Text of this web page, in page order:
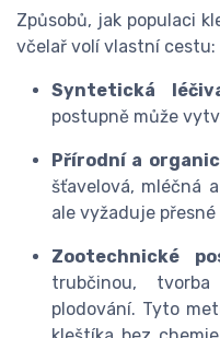
Způsobů, jak populaci
včelař volí vlastní cestu:
Syntetická
postupně může
Přírodní a
šťavelová, mléčná
ale vyžaduje
Zootechnické
trubčinou,
plodování. Tyto